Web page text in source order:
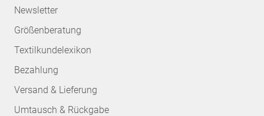
Newsletter
Größenberatung
Textilkundelexikon
Bezahlung
Versand & Lieferung
Umtausch & Rückgabe